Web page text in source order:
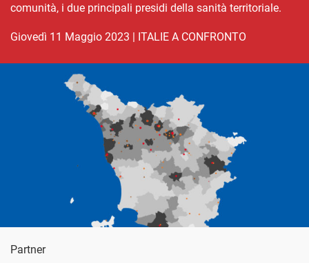
comunità, i due principali presidi della sanità territoriale.
giovedì 11 Maggio 2023 | ITALIE A CONFRONTO
Partner